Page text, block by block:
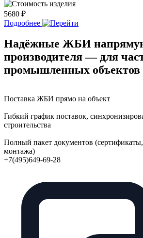
5680 ₽
Подробнее
Надёжные ЖБИ
производителя — для
промышленных объектов
Поставка ЖБИ прямо на объект
Гибкий график поставок,
строительства
Полный пакет документов
монтажа)
+7(495)649-69-28